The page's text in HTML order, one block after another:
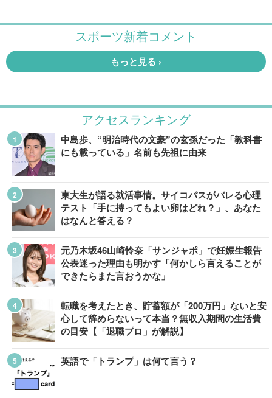
アクセスランキング
中島歩、“明治時代の文豪”の玄孫だった「教科書
にも載っている」名前も先祖に由来
東大生が語る就活事情。サイコパスがバレる心理
テスト「手に持ってもよい卵はどれ？」、あなた
はなんと答える？
元乃木坂46山崎怜奈「サンジャポ」で妊娠生報告
公表迷った理由も明かす「何かしら言えることが
できたらまた言おうかな」
転職を考えたとき、貯蓄額が「200万円」ないと安
心して辞めらないって本当？無収入期間の生活費
の目安【「退職プロ」が解説】
英語で「トランプ」は何て言う？